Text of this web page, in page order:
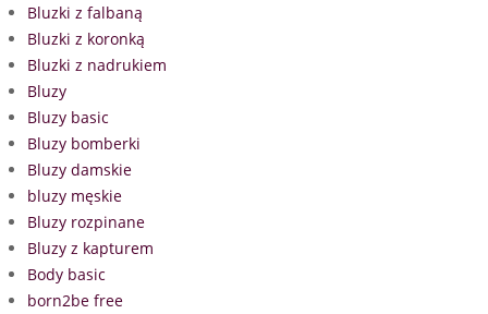
Bluzki z falbaną
Bluzki z koronką
Bluzki z nadrukiem
Bluzy
Bluzy basic
Bluzy bomberki
Bluzy damskie
bluzy męskie
Bluzy rozpinane
Bluzy z kapturem
Body basic
born2be free